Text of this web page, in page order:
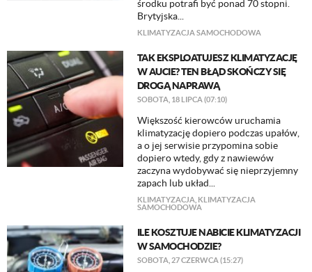
środku potrafi być ponad 70 stopni.
Brytyjska...
KLIMATYZACJA SAMOCHODOWA
TAK EKSPLOATUJESZ KLIMATYZACJĘ
W AUCIE? TEN BŁĄD SKOŃCZY SIĘ
DROGĄ NAPRAWĄ
SOBOTA, 18 LIPCA (07:10)
Większość kierowców uruchamia
klimatyzację dopiero podczas upałów,
a o jej serwisie przypomina sobie
dopiero wtedy, gdy z nawiewów
zaczyna wydobywać się nieprzyjemny
zapach lub układ...
KLIMATYZACJA KLIMATYZACJA
SAMOCHODOWA
ILE KOSZTUJE NABICIE KLIMATYZACJI
W SAMOCHODZIE?
SOBOTA, 27 CZERWCA (15:27)